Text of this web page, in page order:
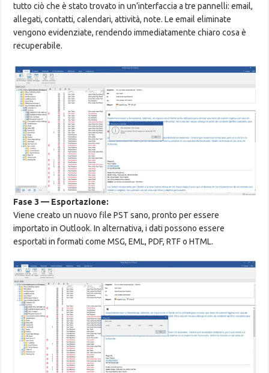
tutto ciò che è stato trovato in un’interfaccia a tre pannelli: email,
allegati, contatti, calendari, attività, note. Le email eliminate
vengono evidenziate, rendendo immediatamente chiaro cosa è
recuperabile.
Fase 3 — Esportazione:
Viene creato un nuovo file PST sano, pronto per essere
importato in Outlook. In alternativa, i dati possono essere
esportati in formati come MSG, EML, PDF, RTF o HTML.